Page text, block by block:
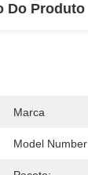
Do Produto
Marca
Model Number